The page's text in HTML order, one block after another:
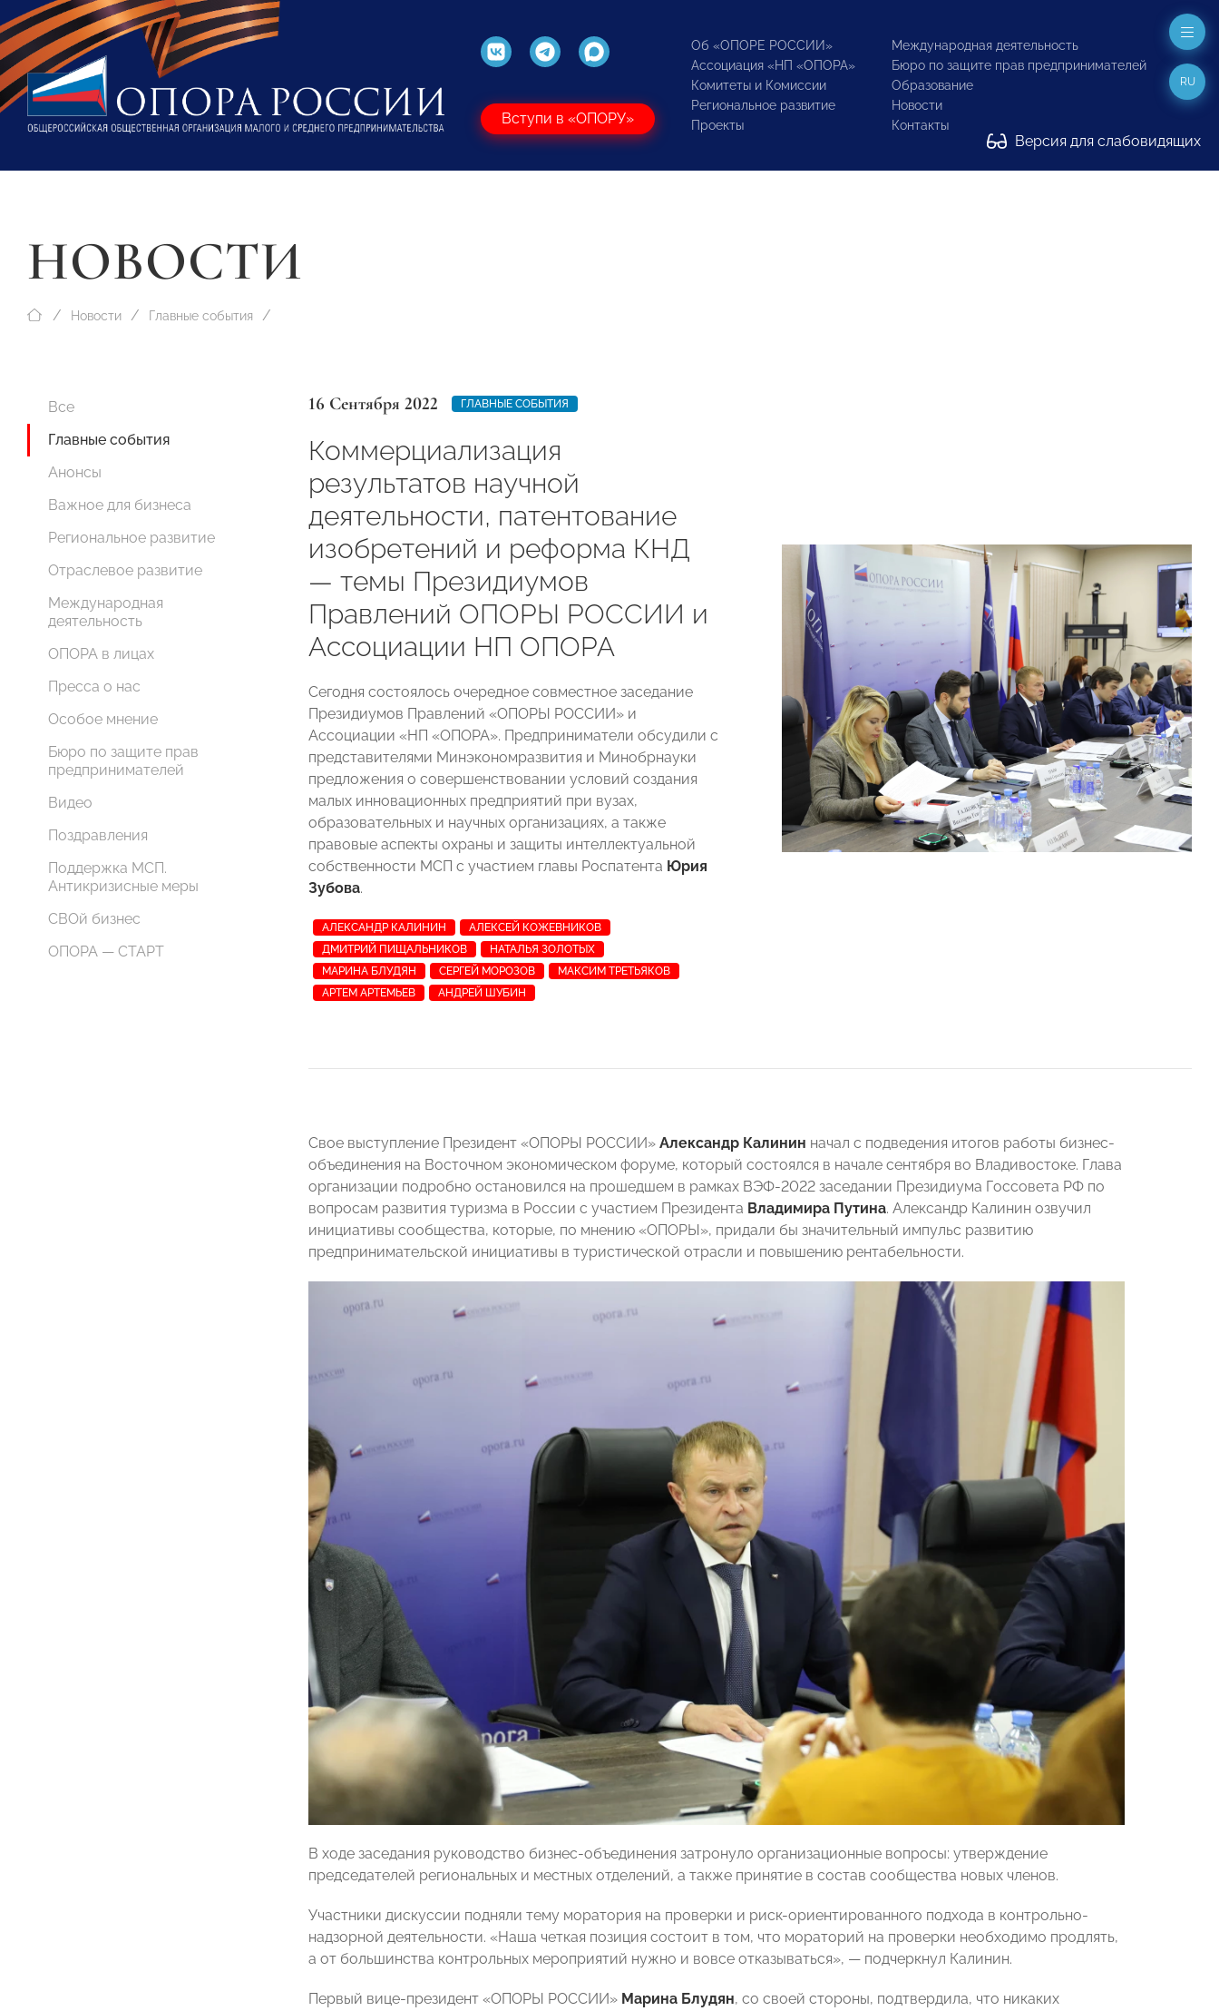
Вступи в «ОПОРУ»
Об «ОПОРЕ РОССИИ»
Ассоциация «НП «ОПОРА»
Комитеты и Комиссии
Региональное развитие
Проекты
Международная деятельность
Бюро по защите прав предпринимателей
Образование
Новости
Контакты
Версия для слабовидящих
RU
НОВОСТИ
Новости Главные события
Все
Главные события
Анонсы
Важное для бизнеса
Региональное развитие
Отраслевое развитие
Международная
деятельность
ОПОРА в лицах
Пресса о нас
Особое мнение
Бюро по защите прав
предпринимателей
Видео
Поздравления
Поддержка МСП.
Антикризисные меры
СВОй бизнес
ОПОРА — СТАРТ
16 Сентября 2022 ГЛАВНЫЕ СОБЫТИЯ
Коммерциализация
результатов научной
деятельности, патентование
изобретений и реформа КНД
— темы Президиумов
Правлений ОПОРЫ РОССИИ и
Ассоциации НП ОПОРА
Сегодня состоялось очередное совместное заседание
Президиумов Правлений «ОПОРЫ РОССИИ» и
Ассоциации «НП «ОПОРА». Предприниматели обсудили с
представителями Минэкономразвития и Минобрнауки
предложения о совершенствовании условий создания
малых инновационных предприятий при вузах,
образовательных и научных организациях, а также
правовые аспекты охраны и защиты интеллектуальной
собственности МСП с участием главы Роспатента Юрия
Зубова.
АЛЕКСАНДР КАЛИНИН
АЛЕКСЕЙ КОЖЕВНИКОВ
ДМИТРИЙ ПИЩАЛЬНИКОВ
НАТАЛЬЯ ЗОЛОТЫХ
МАРИНА БЛУДЯН
СЕРГЕЙ МОРОЗОВ
МАКСИМ ТРЕТЬЯКОВ
АРТЕМ АРТЕМЬЕВ
АНДРЕЙ ШУБИН
Свое выступление Президент «ОПОРЫ РОССИИ» Александр Калинин начал с подведения итогов работы бизнес-
объединения на Восточном экономическом форуме, который состоялся в начале сентября во Владивостоке. Глава
организации подробно остановился на прошедшем в рамках ВЭФ-2022 заседании Президиума Госсовета РФ по
вопросам развития туризма в России с участием Президента Владимира Путина. Александр Калинин озвучил
инициативы сообщества, которые, по мнению «ОПОРЫ», придали бы значительный импульс развитию
предпринимательской инициативы в туристической отрасли и повышению рентабельности.
В ходе заседания руководство бизнес-объединения затронуло организационные вопросы: утверждение
председателей региональных и местных отделений, а также принятие в состав сообщества новых членов.
Участники дискуссии подняли тему моратория на проверки и риск-ориентированного подхода в контрольно-
надзорной деятельности. «Наша четкая позиция состоит в том, что мораторий на проверки необходимо продлять,
а от большинства контрольных мероприятий нужно и вовсе отказываться», — подчеркнул Калинин.
Первый вице-президент «ОПОРЫ РОССИИ» Марина Блудян, со своей стороны, подтвердила, что никаких